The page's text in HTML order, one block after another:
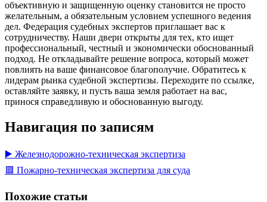
объективную и защищенную оценку становится не просто
желательным, а обязательным условием успешного ведения
дел. Федерация судебных экспертов приглашает вас к
сотрудничеству. Наши двери открыты для тех, кто ищет
профессиональный, честный и экономически обоснованный
подход. Не откладывайте решение вопроса, который может
повлиять на ваше финансовое благополучие. Обратитесь к
лидерам рынка судебной экспертизы. Переходите по ссылке,
оставляйте заявку, и пусть ваша земля работает на вас,
принося справедливую и обоснованную выгоду.
Навигация по записям
▶️ Железнодорожно-техническая экспертиза
🟥 Пожарно-техническая экспертиза для суда
Похожие статьи